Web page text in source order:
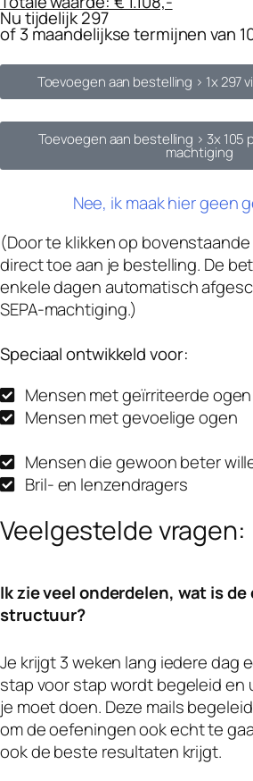
Nu tijdelijk 297
of 3 maandelijkse termijnen van
Toevoegen aan bestelling > 1x 297
Toevoegen aan bestelling > 3x 105
machtiging
Nee, ik maak hier geen
(Door te klikken op
direct toe aan je bestelling. De
enkele dagen automatisch
SEPA-machtiging.)
Speciaal ontwikkeld voor:
Mensen met geïrriteerde ogen
Mensen met gevoelige ogen
Mensen die gewoon beter
Bril- en lenzendragers
Veelgestelde vragen:
Ik zie veel onderdelen, wat is de
structuur?
Je krijgt 3 weken lang iedere dag
stap voor stap wordt begeleid
je moet doen. Deze mails
om de oefeningen ook echt te
ook de beste resultaten krijgt.